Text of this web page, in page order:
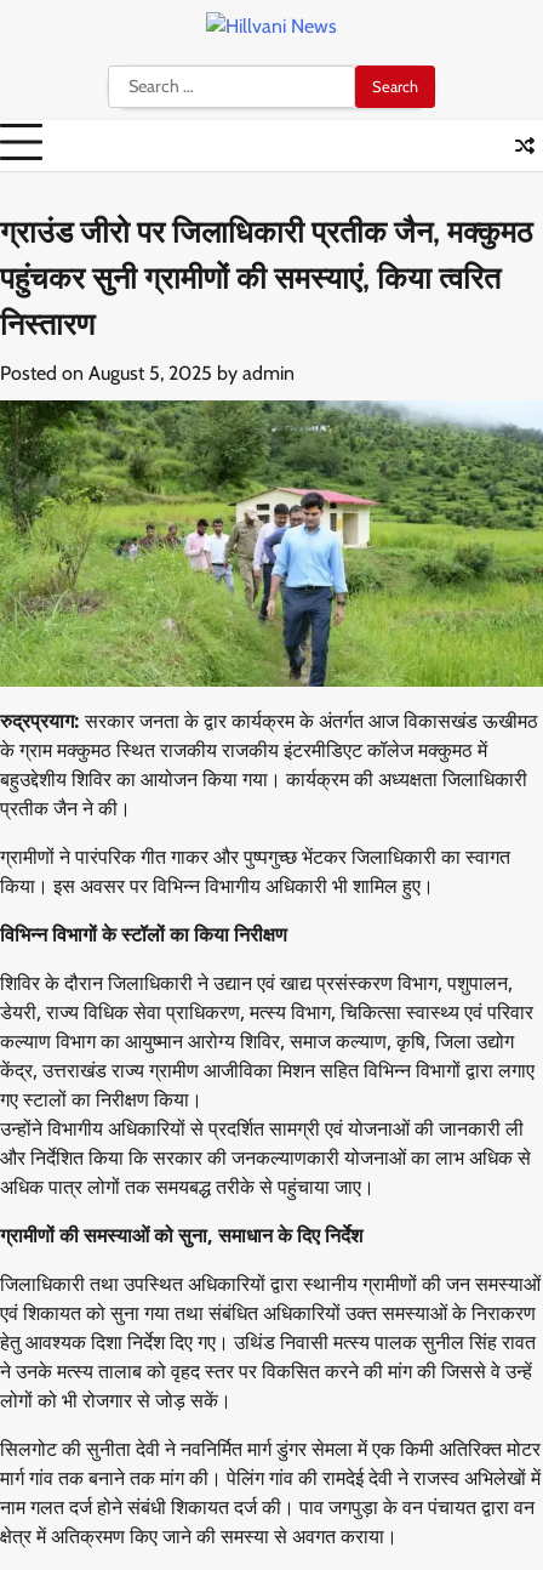
Search
for:
ग्राउंड जीरो पर जिलाधिकारी प्रतीक जैन, मक्कुमठ
पहुंचकर सुनी ग्रामीणों की समस्याएं, किया त्वरित
निस्तारण
Posted on August 5, 2025 by admin
रुद्रप्रयाग:सरकार जनता के द्वार कार्यक्रम के अंतर्गत आज विकासखंड ऊखीमठ
के ग्राम मक्कुमठ स्थित राजकीय राजकीय इंटरमीडिएट कॉलेज मक्कुमठ में
बहुउद्देशीय शिविर का आयोजन किया गया। कार्यक्रम की अध्यक्षता जिलाधिकारी
प्रतीक जैन ने की।
ग्रामीणों ने पारंपरिक गीत गाकर और पुष्पगुच्छ भेंटकर जिलाधिकारी का स्वागत
किया। इस अवसर पर विभिन्न विभागीय अधिकारी भी शामिल हुए।
विभिन्न विभागों के स्टॉलों का किया निरीक्षण
शिविर के दौरान जिलाधिकारी ने उद्यान एवं खाद्य प्रसंस्करण विभाग, पशुपालन,
डेयरी, राज्य विधिक सेवा प्राधिकरण, मत्स्य विभाग, चिकित्सा स्वास्थ्य एवं परिवार
कल्याण विभाग का आयुष्मान आरोग्य शिविर, समाज कल्याण, कृषि, जिला उद्योग
केंद्र, उत्तराखंड राज्य ग्रामीण आजीविका मिशन सहित विभिन्न विभागों द्वारा लगाए
गए स्टालों का निरीक्षण किया।
उन्होंने विभागीय अधिकारियों से प्रदर्शित सामग्री एवं योजनाओं की जानकारी ली
और निर्देशित किया कि सरकार की जनकल्याणकारी योजनाओं का लाभ अधिक से
अधिक पात्र लोगों तक समयबद्ध तरीके से पहुंचाया जाए।
ग्रामीणों की समस्याओं को सुना, समाधान के दिए निर्देश
जिलाधिकारी तथा उपस्थित अधिकारियों द्वारा स्थानीय ग्रामीणों की जन समस्याओं
एवं शिकायत को सुना गया तथा संबंधित अधिकारियों उक्त समस्याओं के निराकरण
हेतु आवश्यक दिशा निर्देश दिए गए। उथिंड निवासी मत्स्य पालक सुनील सिंह रावत
ने उनके मत्स्य तालाब को वृहद स्तर पर विकसित करने की मांग की जिससे वे उन्हें
लोगों को भी रोजगार से जोड़ सकें।
सिलगोट की सुनीता देवी ने नवनिर्मित मार्ग डुंगर सेमला में एक किमी अतिरिक्त मोटर
मार्ग गांव तक बनाने तक मांग की। पेलिंग गांव की रामदेई देवी ने राजस्व अभिलेखों में
नाम गलत दर्ज होने संबंधी शिकायत दर्ज की। पाव जगपुड़ा के वन पंचायत द्वारा वन
क्षेत्र में अतिक्रमण किए जाने की समस्या से अवगत कराया।